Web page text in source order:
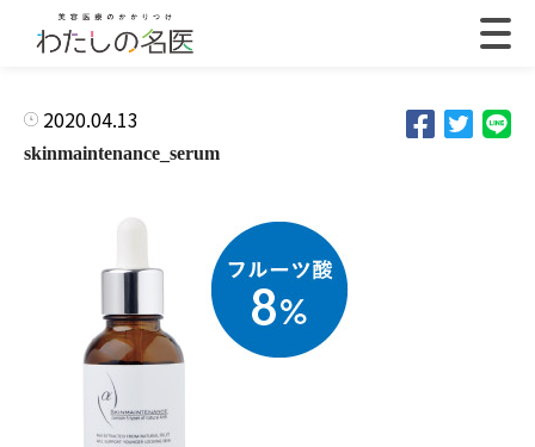
2020.04.13
skinmaintenance_serum